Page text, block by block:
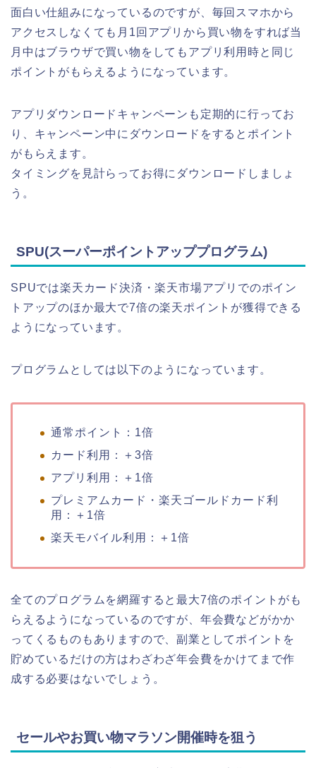
面白い仕組みになっているのですが、毎回スマホから
アクセスしなくても月1回アプリから買い物をすれば当
月中はブラウザで買い物をしてもアプリ利用時と同じ
ポイントがもらえるようになっています。
アプリダウンロードキャンペーンも定期的に行ってお
り、キャンペーン中にダウンロードをするとポイント
がもらえます。
タイミングを見計らってお得にダウンロードしましょ
う。
SPU(スーパーポイントアッププログラム)
SPUでは楽天カード決済・楽天市場アプリでのポイン
トアップのほか最大で7倍の楽天ポイントが獲得できる
ようになっています。
プログラムとしては以下のようになっています。
通常ポイント：1倍
カード利用：＋3倍
アプリ利用：＋1倍
プレミアムカード・楽天ゴールドカード利
用：＋1倍
楽天モバイル利用：＋1倍
全てのプログラムを網羅すると最大7倍のポイントがも
らえるようになっているのですが、年会費などがかか
ってくるものもありますので、副業としてポイントを
貯めているだけの方はわざわざ年会費をかけてまで作
成する必要はないでしょう。
セールやお買い物マラソン開催時を狙う